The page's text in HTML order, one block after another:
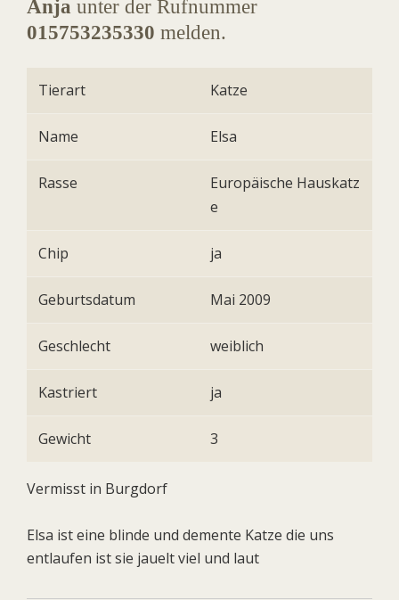
Anja unter der Rufnummer
015753235330 melden.
Tierart Katze
Name Elsa
Rasse
Europäische Hauskatz
e
Chip ja
Geburtsdatum Mai 2009
Geschlecht weiblich
Kastriert ja
Gewicht 3
Vermisst in Burgdorf
Elsa ist eine blinde und demente Katze die uns
entlaufen ist sie jauelt viel und laut